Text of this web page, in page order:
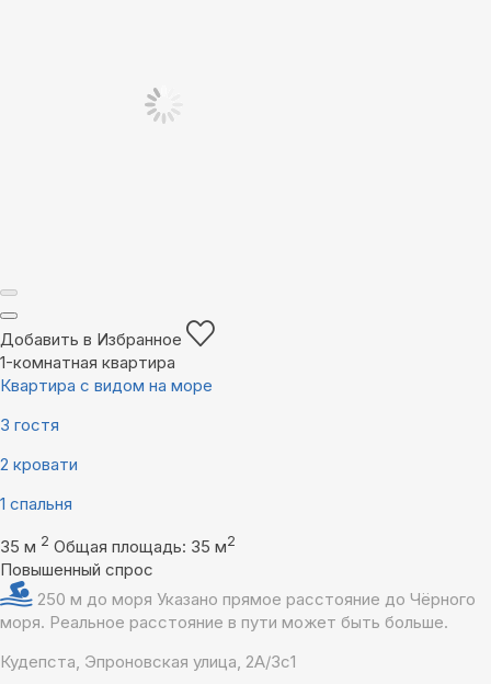
Добавить в Избранное
1-комнатная квартира
Квартира с видом на море
3 гостя
2 кровати
1 спальня
35 м 2 Общая площадь: 35 м2
Повышенный спрос
250 м до моря Указано прямое расстояние до Чёрного
моря. Реальное расстояние в пути может быть больше.
Кудепста, Эпроновская улица, 2А/3с1